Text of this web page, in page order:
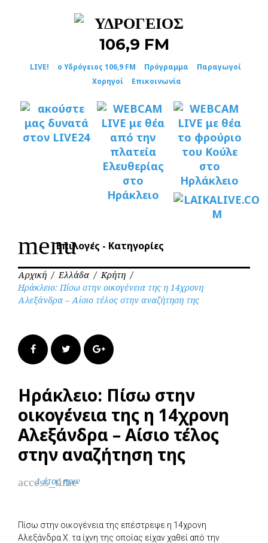
LIVE! ο Υδρόγειος 106,9 FM Πρόγραμμα
Παραγωγοί
Χορηγοί
Επικοινωνία
menuΕπιλογές - Κατηγορίες
Αρχική / Ελλάδα / Κρήτη /
Ηράκλειο: Πίσω στην οικογένεια της η 14χρονη
Αλεξάνδρα – Αίσιο τέλος στην αναζήτηση της
FacebookTwitter Google+
Ηράκλειο: Πίσω στην
οικογένεια της η 14χρονη
Αλεξάνδρα – Αίσιο τέλος
στην αναζήτηση της
access_time
1 έτος πριν
Πίσω στην οικογένεια της επέστρεψε η 14χρονη
Αλεξάνδρα Χ. τα ίχνη της οποίας είχαν χαθεί από την